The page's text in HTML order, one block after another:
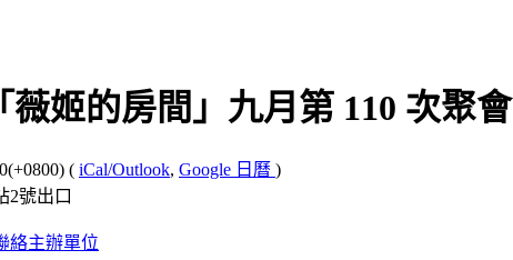
姬的房間」九月第 110 次聚會
( iCal/Outlook, Google 日曆 )
2號出口
絡主辦單位